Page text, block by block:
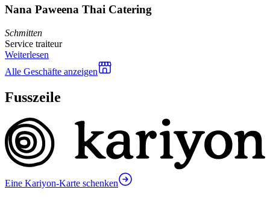
Nana Paweena Thai Catering
Schmitten
Service traiteur
Weiterlesen
Alle Geschäfte anzeigen
Fusszeile
Eine Kariyon-Karte schenken